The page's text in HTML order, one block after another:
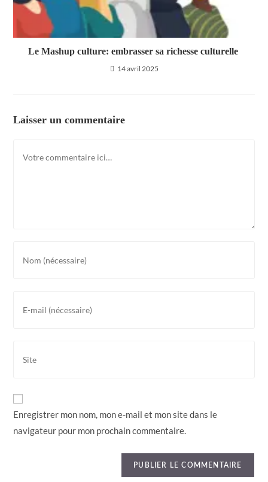
Le Mashup culture: embrasser sa richesse culturelle
14 avril 2025
Laisser un commentaire
Enregistrer mon nom, mon e-mail et mon site dans le
navigateur pour mon prochain commentaire.